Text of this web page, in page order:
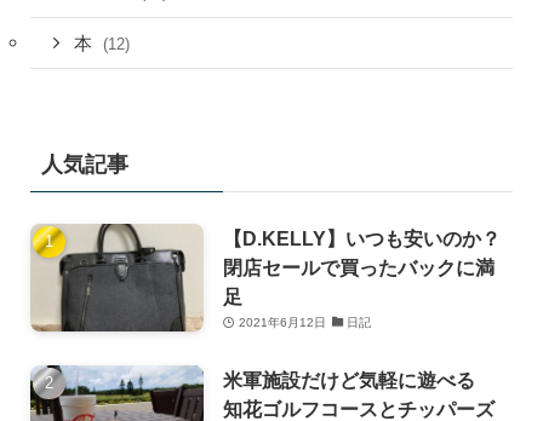
本 (12)
人気記事
【D.KELLY】いつも安いのか？
閉店セールで買ったバックに満
足
2021年6月12日 日記
米軍施設だけど気軽に遊べる
知花ゴルフコースとチッパーズ